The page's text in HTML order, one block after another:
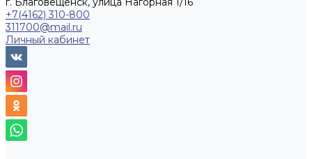
+7(4162) 310-800
311700@mail.ru
Личный кабинет